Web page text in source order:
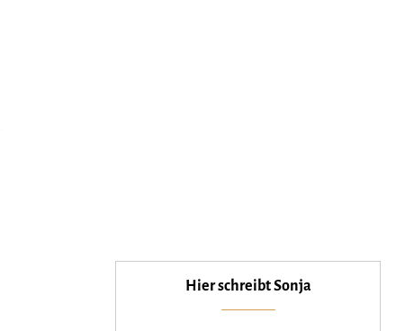
Hier schreibt Sonja